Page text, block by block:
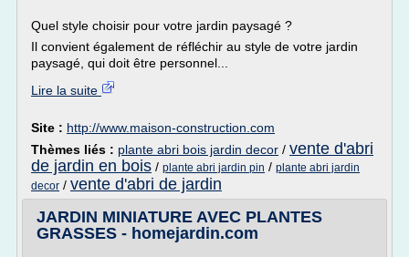
Quel style choisir pour votre jardin paysagé ?
Il convient également de réfléchir au style de votre jardin
paysagé, qui doit être personnel...
Lire la suite
Site : http://www.maison-construction.com
Thèmes liés : plante abri bois jardin decor / vente d'abri
de jardin en bois / plante abri jardin pin / plante abri jardin
decor / vente d'abri de jardin
JARDIN MINIATURE AVEC PLANTES
GRASSES - homejardin.com